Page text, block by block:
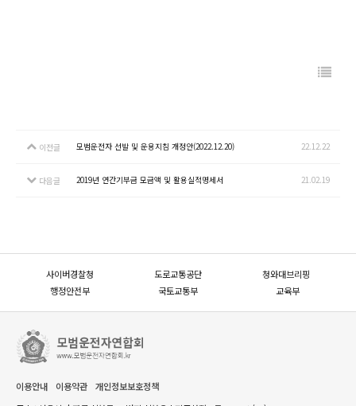
이전글 모범운전자 선발 및 운용지침 개정안(2022.12.20) 22.12.22
다음글 2019년 연간기부금 모금액 및 활용실적명세서 21.02.19
사이버경찰청 도로교통공단
청와대브리핑
행정안전부
국토교통부 교육부
이용안내 이용약관
개인정보보호정책